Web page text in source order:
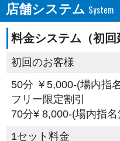
店舗システム
料金システム（初回
初回のお客様
50分 ￥5,000‐(場内指
フリー限定割引
70分¥ 8,000-(場内指
1セット料金